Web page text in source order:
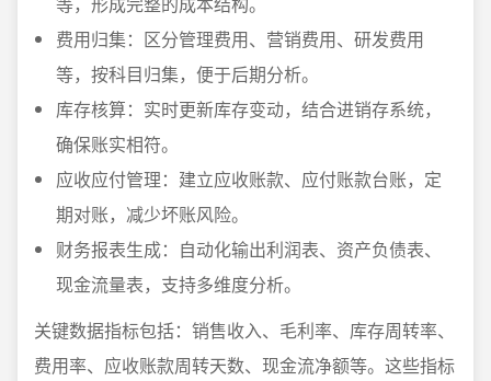
费用归集：区分管理费用、营销费用、研发费用
等，按科目归集，便于后期分析。
库存核算：实时更新库存变动，结合进销存系统，
确保账实相符。
应收应付管理：建立应收账款、应付账款台账，定
期对账，减少坏账风险。
财务报表生成：自动化输出利润表、资产负债表、
现金流量表，支持多维度分析。
关键数据指标包括：销售收入、毛利率、库存周转率、
费用率、应收账款周转天数、现金流净额等。这些指标